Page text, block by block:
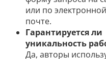
или по электронной
почте.
Гарантируется ли
уникальность
Да, авторы